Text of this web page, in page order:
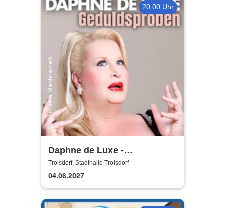
20:00 Uhr
Daphne de Luxe -
Geduldsproben
Troisdorf, Stadthalle Troisdorf
04.06.2027